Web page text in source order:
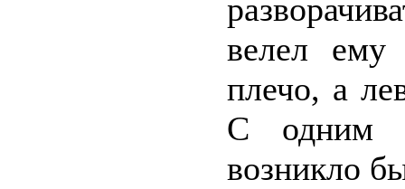
велел ему
плечо, а
С одним
возникло